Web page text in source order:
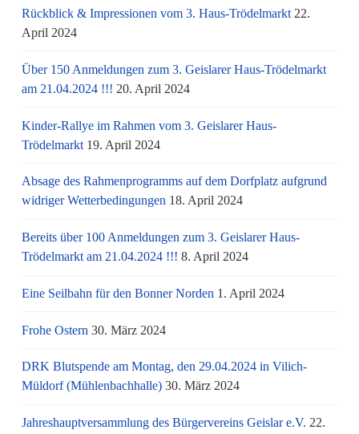
Rückblick & Impressionen vom 3. Haus-Trödelmarkt 22.
April 2024
Über 150 Anmeldungen zum 3. Geislarer Haus-Trödelmarkt
am 21.04.2024 !!! 20. April 2024
Kinder-Rallye im Rahmen vom 3. Geislarer Haus-
Trödelmarkt 19. April 2024
Absage des Rahmenprogramms auf dem Dorfplatz aufgrund
widriger Wetterbedingungen 18. April 2024
Bereits über 100 Anmeldungen zum 3. Geislarer Haus-
Trödelmarkt am 21.04.2024 !!! 8. April 2024
Eine Seilbahn für den Bonner Norden 1. April 2024
Frohe Ostern 30. März 2024
DRK Blutspende am Montag, den 29.04.2024 in Vilich-
Müldorf (Mühlenbachhalle) 30. März 2024
Jahreshauptversammlung des Bürgervereins Geislar e.V. 22.